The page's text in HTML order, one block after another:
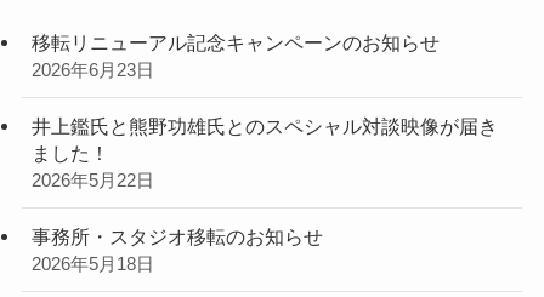
移転リニューアル記念キャンペーンのお知らせ
2026年6月23日
井上鑑氏と熊野功雄氏とのスペシャル対談映像が届き
ました！
2026年5月22日
事務所・スタジオ移転のお知らせ
2026年5月18日